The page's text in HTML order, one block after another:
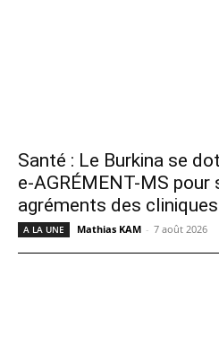
Santé : Le Burkina se
e-AGRÉMENT-MS
agréments des
A LA UNE Mathias KAM - 7 août 2026